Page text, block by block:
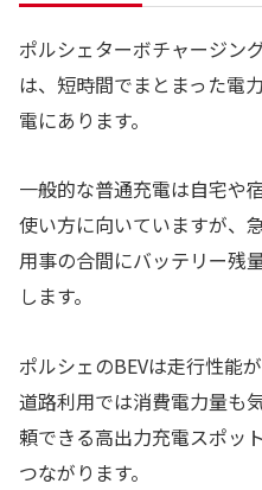
ポルシェターボチャージン
は、短時間でまとまった電
電にあります。
一般的な普通充電は自宅や
使い方に向いていますが、
用事の合間にバッテリー残
します。
ポルシェのBEVは走行性能
道路利用では消費電力量も
頼できる高出力充電スポッ
つながります。